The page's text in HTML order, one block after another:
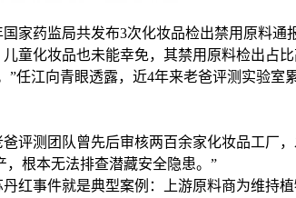
家药监局共发布3次化妆品检出禁用原料
童化妆品也未能幸免，其禁用原料检出占比
任江向青眼透露，近4年来老爸评测实验
评测团队曾先后审核两百余家化妆品工厂
根本无法排查潜藏安全隐患。”
红事件就是典型案例：上游原料商为维持